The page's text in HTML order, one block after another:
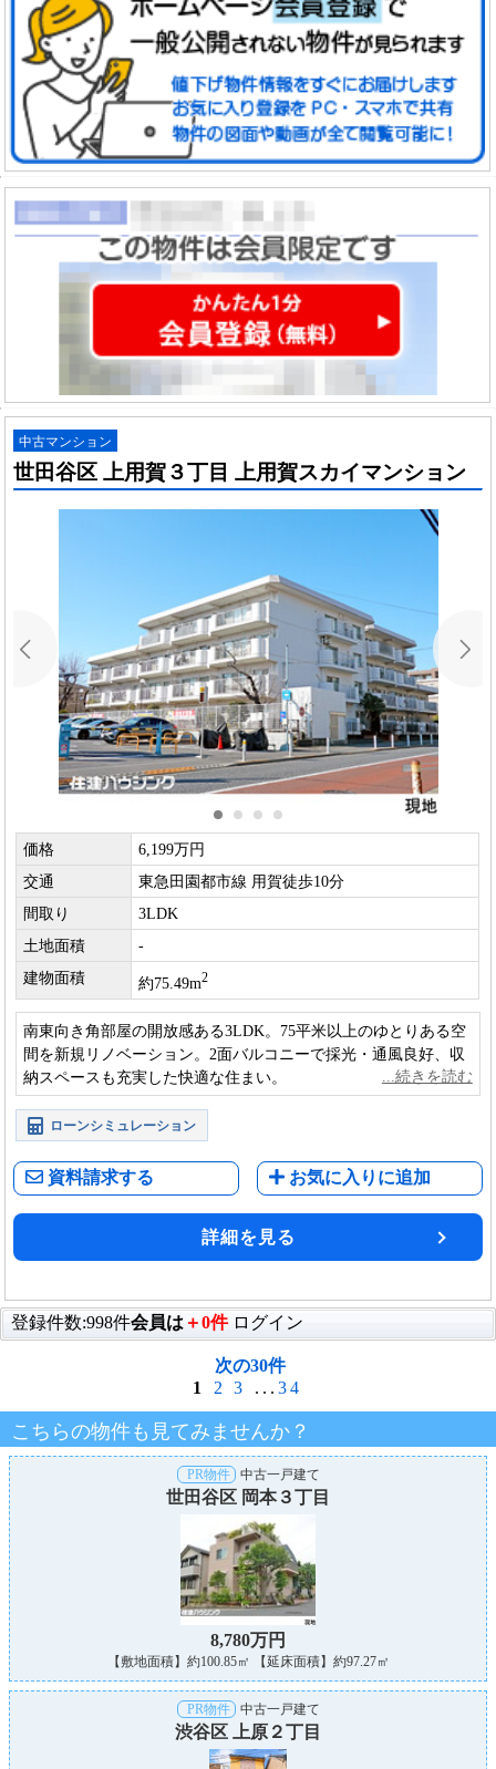
中古マンション
世田谷区 上用賀３丁目 上用賀スカイマンション
価格
6,199万円
交通
東急田園都市線 用賀徒歩10分
間取り
3LDK
土地面積
-
建物面積
約75.49m2
南東向き角部屋の開放感ある3LDK。75平米以上のゆとりある空
間を新規リノベーション。2面バルコニーで採光・通風良好、収
納スペースも充実した快適な住まい。
ローンシミュレーション
資料請求する お気に入りに追加
詳細を見る
登録件数:998件会員は ＋0件 ログイン
次の30件
1
2 3 ...34
こちらの物件も見てみませんか？
PR物件 中古一戸建て
世田谷区 岡本３丁目
8,780万円
【敷地面積】約100.85㎡ 【延床面積】約97.27㎡
PR物件 中古一戸建て
渋谷区 上原２丁目